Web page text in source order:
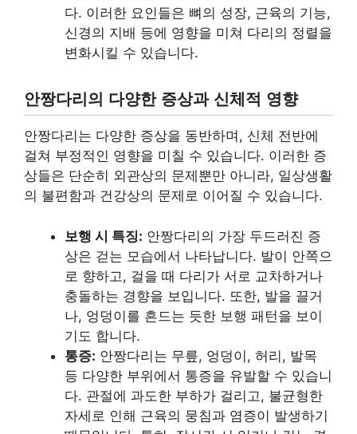
다. 이러한 요인들은 뼈의 성장, 근육의 기능,
신경의 지배 등에 영향을 미쳐 다리의 정렬을
변화시킬 수 있습니다.
안짱다리의 다양한 증상과 신체적 영향
안짱다리는 다양한 증상을 동반하며, 신체 전반에
걸쳐 부정적인 영향을 미칠 수 있습니다. 이러한 증
상들은 단순히 외관상의 문제뿐만 아니라, 일상생활
의 불편함과 건강상의 문제로 이어질 수 있습니다.
보행 시 특징: 안짱다리의 가장 두드러진 증
상은 걷는 모습에서 나타납니다. 발이 안쪽으
로 향하고, 걸을 때 다리가 서로 교차하거나
충돌하는 경향을 보입니다. 또한, 발을 끌거
나, 엉덩이를 흔드는 듯한 보행 패턴을 보이
기도 합니다.
통증: 안짱다리는 무릎, 엉덩이, 허리, 발목
등 다양한 부위에서 통증을 유발할 수 있습니
다. 관절에 과도한 부하가 걸리고, 불균형한
자세로 인해 근육의 뭉침과 염증이 발생하기